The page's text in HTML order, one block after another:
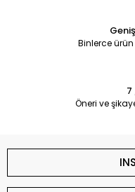
Binlerce
7
Öneri ve